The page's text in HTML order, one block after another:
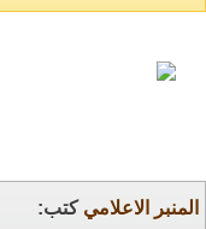
المنبر الاعلامي كتب: